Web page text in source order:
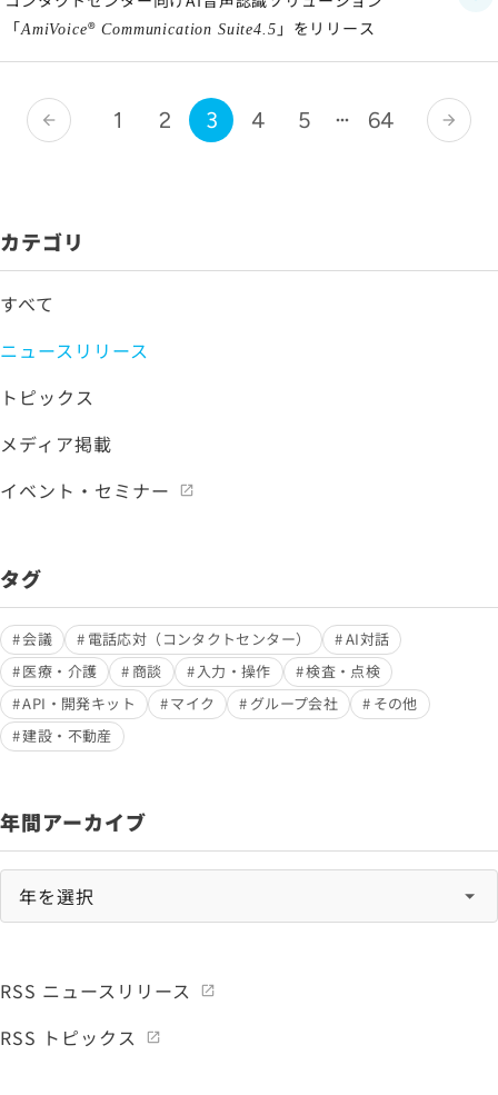
「AmiVoice® Communication Suite4.5 」をリリース
arrow_back 1 2 3 4 5 64 arrow_forward
カテゴリ
すべて
ニュースリリース
トピックス
メディア掲載
イベント・セミナー
タグ
会議 電話応対（コンタクトセンター）
AI対話
医療・介護
商談 入力・操作
検査・点検
API・開発キット
マイク グループ会社
その他
建設・不動産
年間アーカイブ
RSS ニュースリリース
RSS トピックス